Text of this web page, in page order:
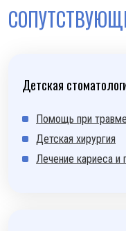
Детская
Помощь при
Детская хирургия
Лечение кариеса и